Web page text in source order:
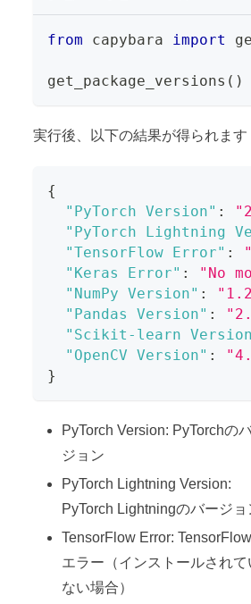
from capybara import
get_package_versions ( )
実行後、以下の結果が得られます
{
"PyTorch Version" :
"PyTorch Lightning
"TensorFlow Error" :
"Keras Error" :
"No
"NumPy Version" :
"Pandas Version" :
"Scikit-learn
"OpenCV Version" :
}
PyTorch Version: PyTorchの
ジョン
PyTorch Lightning Version:
PyTorch Lightningのバージョ
TensorFlow Error:
エラー（インストールされて
ない場合）